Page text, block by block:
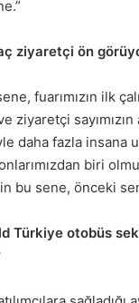
ziyaretçi ön
fuarımızın ilk
ve ziyaretçi
daha fazla insana
biri
bu sene, önceki
Türkiye otobüs